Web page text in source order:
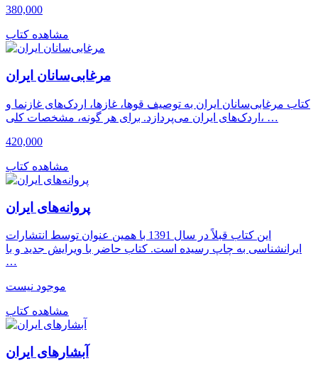
380,000
مشاهده کتاب
مرغابی‌سانان ایران
کتاب مرغابی‌سانان ایران به توصیف قوها، غازها، اردک‌های غازنما و
اردک‌های ایران می‌پردازد. برای هر گونه، مشخصات کلی، …
420,000
مشاهده کتاب
پروانه‌های ایران
این کتاب قبلاً در سال 1391 با همین عنوان توسط انتشارات
ایرانشناسی به چاپ رسیده است. کتاب حاضر با ویرایش جدید و با
…
موجود نیست
مشاهده کتاب
آبشارهای ایران